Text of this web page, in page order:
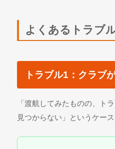
よくあるトラブ
トラブル1：クラブ
「渡航してみたものの、ト
見つからない」というケース